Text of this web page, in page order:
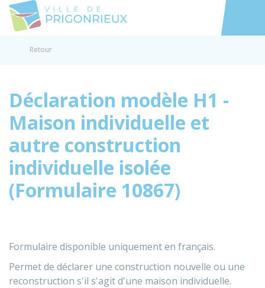
Accéder
Retour
Déclaration modèle H1 -
Maison individuelle et
autre construction
individuelle isolée
(Formulaire 10867)
Formulaire disponible uniquement en français.
Permet de déclarer une construction nouvelle ou une
reconstruction s'il s'agit d'une maison individuelle.